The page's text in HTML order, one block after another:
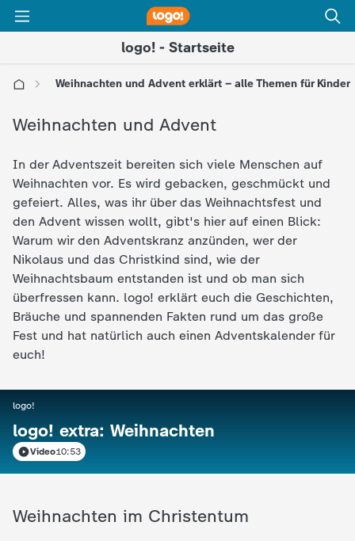
logo! - Startseite
Weihnachten und Advent erklärt – alle Themen für Kinder
o
g
o
d
i
K
Weihnachten und Advent
In der Adventszeit bereiten sich viele Menschen auf
Weihnachten vor. Es wird gebacken, geschmückt und
gefeiert. Alles, was ihr über das Weihnachtsfest und
den Advent wissen wollt, gibt's hier auf einen Blick:
Warum wir den Adventskranz anzünden, wer der
Nikolaus und das Christkind sind, wie der
Weihnachtsbaum entstanden ist und ob man sich
überfressen kann. logo! erklärt euch die Geschichten,
Bräuche und spannenden Fakten rund um das große
Fest und hat natürlich auch einen Adventskalender für
euch!
logo!
:
logo! extra: Weihnachten
Video10:53
Weihnachten im Christentum